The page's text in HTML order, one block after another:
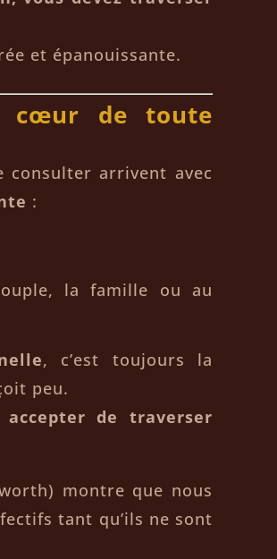
et épanouissante.
cœur de toute
consulter arrivent avec
:
la famille ou au
, c’est toujours la
peu.
accepter de traverser
montre que nous
tant qu’ils ne sont